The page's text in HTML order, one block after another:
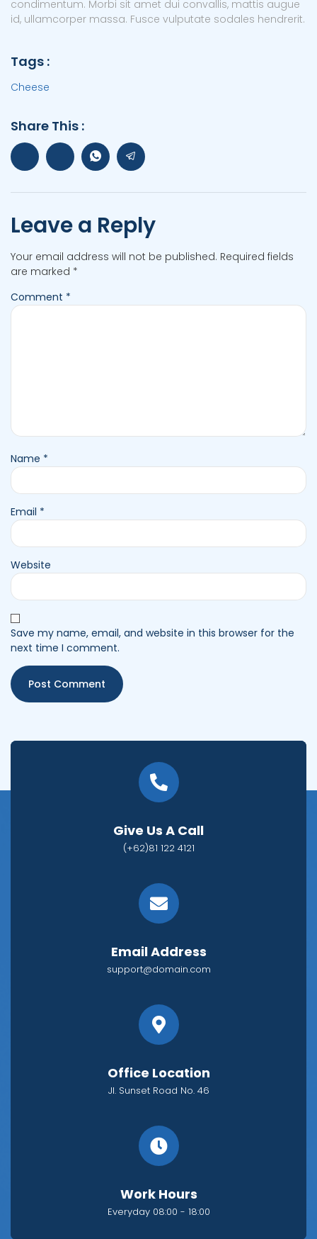
condimentum. Morbi sit amet dui convallis, mattis augue
id, ullamcorper massa. Fusce vulputate sodales hendrerit.
Tags :
Cheese
Share This :
Leave a Reply
Your email address will not be published. Required fields
are marked *
Comment *
Name *
Email *
Website
Save my name, email, and website in this browser for the
next time I comment.
Give Us A Call
(+62)81 122 4121
Email Address
support@domain.com
Office Location
Jl. Sunset Road No. 46
Work Hours
Everyday 08:00 - 18:00